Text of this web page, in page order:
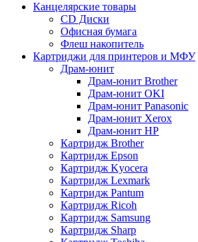
Канцелярские товары
CD Диски
Офисная бумага
Флеш накопитель
Картриджи для принтеров и МФУ
Драм-юнит
Драм-юнит Brother
Драм-юнит OKI
Драм-юнит Panasonic
Драм-юнит Xerox
Драм-юнит НР
Картридж Brother
Картридж Epson
Картридж Kyocera
Картридж Lexmark
Картридж Pantum
Картридж Ricoh
Картридж Samsung
Картридж Sharp